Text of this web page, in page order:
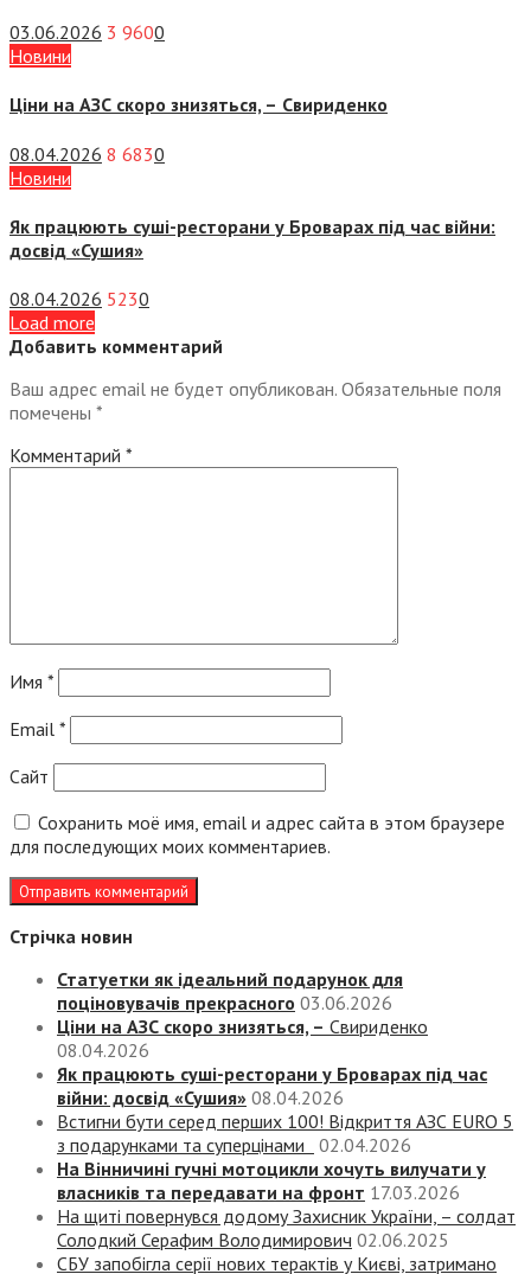
03.06.2026 3 9600
Новини
Ціни на АЗС скоро знизяться, – Свириденко
08.04.2026 8 6830
Новини
Як працюють суші-ресторани у Броварах під час війни:
досвід «Сушия»
08.04.2026 5230
Load more
Добавить комментарий
Ваш адрес email не будет опубликован. Обязательные поля
помечены *
Комментарий *
Имя *
Email *
Сайт
Сохранить моё имя, email и адрес сайта в этом браузере
для последующих моих комментариев.
Стрічка новин
Статуетки як ідеальний подарунок для
поціновувачів прекрасного 03.06.2026
Ціни на АЗС скоро знизяться, – Свириденко
08.04.2026
Як працюють суші-ресторани у Броварах під час
війни: досвід «Сушия» 08.04.2026
Встигни бути серед перших 100! Відкриття АЗС EURO 5
з подарунками та суперцінами
02.04.2026
На Вінничині гучні мотоцикли хочуть вилучати у
власників та передавати на фронт 17.03.2026
На щиті повернувся додому Захисник України, – солдат
Солодкий Серафим Володимирович 02.06.2025
СБУ запобігла серії нових терактів у Києві, затримано